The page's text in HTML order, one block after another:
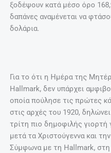
ξοδέψουν κατά μέσο όρο
δαπάνες αναμένεται να
δολάρια.
Για το ότι η Ημέρα της
Hallmark, δεν υπάρχει
οποία πούλησε τις πρώτες
στις αρχές του 1920,
τρίτη πιο δημοφιλής
μετά τα Χριστούγεννα και
Σύμφωνα με τη Hallmark,